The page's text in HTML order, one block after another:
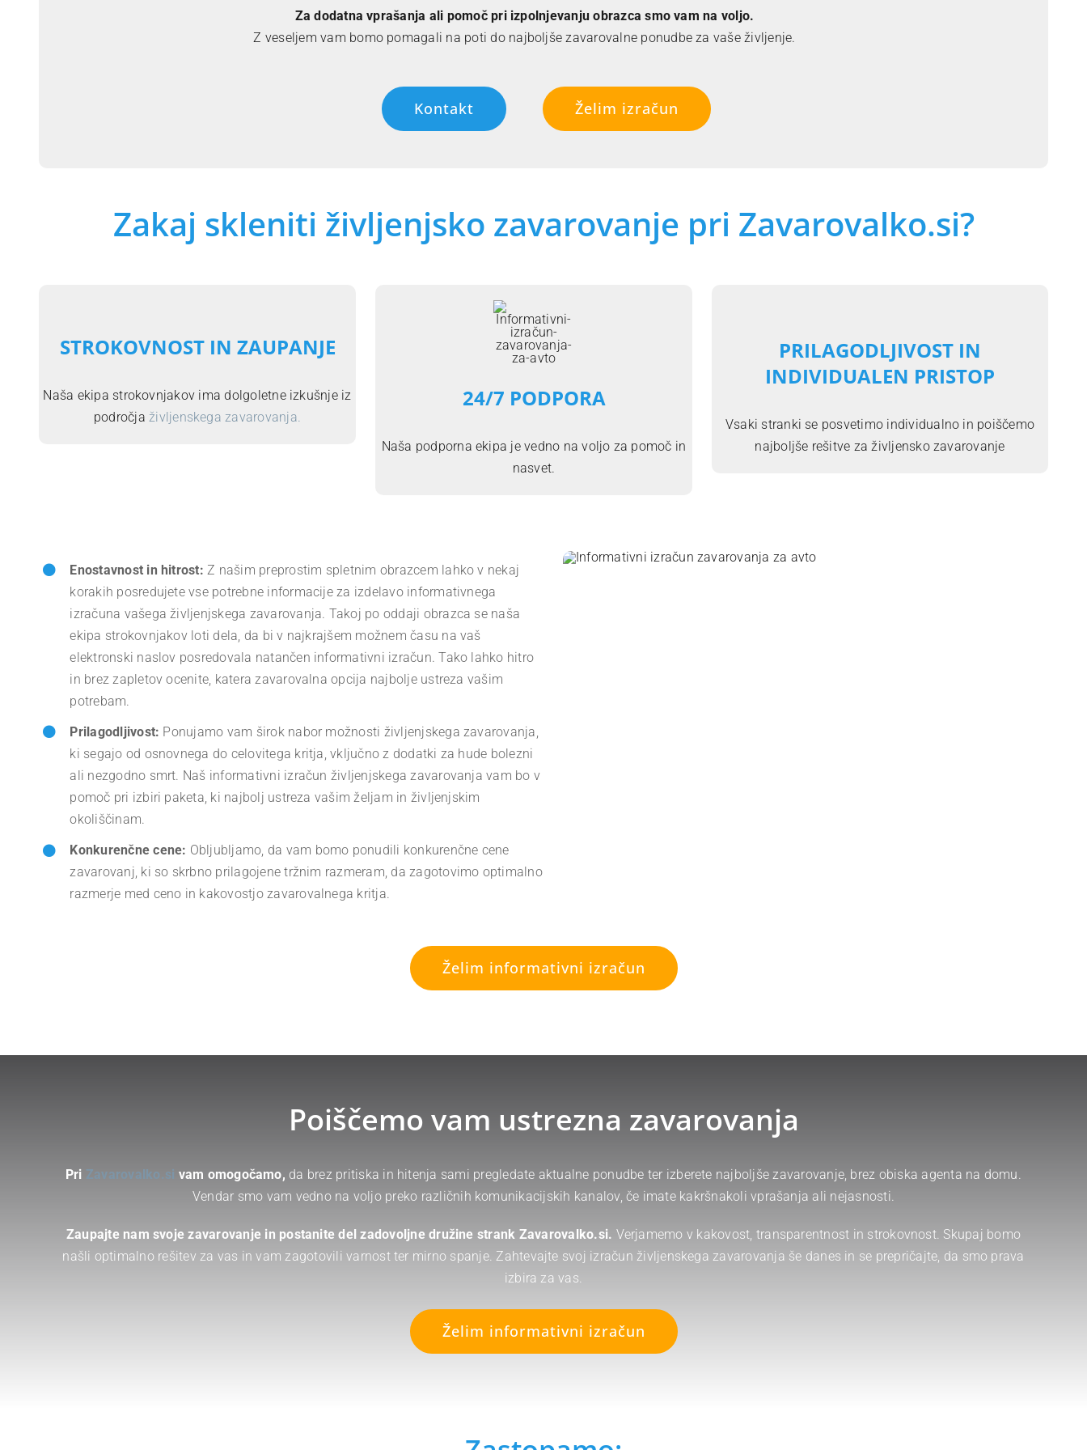
Za dodatna vprašanja ali pomoč pri izpolnjevanju obrazca smo vam na voljo.
Z veseljem vam bomo pomagali na poti do najboljše zavarovalne ponudbe za vaše življenje.
Kontakt Želim izračun
Zakaj skleniti življenjsko zavarovanje pri Zavarovalko.si?
STROKOVNOST IN ZAUPANJE
Naša ekipa strokovnjakov ima dolgoletne izkušnje iz
področjaživljenskega zavarovanja.
24/7 PODPORA
Naša podporna ekipa je vedno na voljo za pomoč in
nasvet.
PRILAGODLJIVOST IN
INDIVIDUALEN PRISTOP
Vsaki stranki se posvetimo individualno in poiščemo
najboljše rešitve za življensko zavarovanje
Enostavnost in hitrost: Z našim preprostim spletnim obrazcem lahko v nekaj
korakih posredujete vse potrebne informacije za izdelavo informativnega
izračuna vašega življenjskega zavarovanja. Takoj po oddaji obrazca se naša
ekipa strokovnjakov loti dela, da bi v najkrajšem možnem času na vaš
elektronski naslov posredovala natančen informativni izračun. Tako lahko hitro
in brez zapletov ocenite, katera zavarovalna opcija najbolje ustreza vašim
potrebam.
Prilagodljivost: Ponujamo vam širok nabor možnosti življenjskega zavarovanja,
ki segajo od osnovnega do celovitega kritja, vključno z dodatki za hude bolezni
ali nezgodno smrt. Naš informativni izračun življenjskega zavarovanja vam bo v
pomoč pri izbiri paketa, ki najbolj ustreza vašim željam in življenjskim
okoliščinam.
Konkurenčne cene: Obljubljamo, da vam bomo ponudili konkurenčne cene
zavarovanj, ki so skrbno prilagojene tržnim razmeram, da zagotovimo optimalno
razmerje med ceno in kakovostjo zavarovalnega kritja.
Želim informativni izračun
Poiščemo vam ustrezna zavarovanja
Pri Zavarovalko.si vam omogočamo, da brez pritiska in hitenja sami pregledate aktualne ponudbe ter izberete najboljše zavarovanje, brez obiska agenta na domu.
Vendar smo vam vedno na voljo preko različnih komunikacijskih kanalov, če imate kakršnakoli vprašanja ali nejasnosti.
Zaupajte nam svoje zavarovanje in postanite del zadovoljne družine strank Zavarovalko.si. Verjamemo v kakovost, transparentnost in strokovnost. Skupaj bomo
našli optimalno rešitev za vas in vam zagotovili varnost ter mirno spanje. Zahtevajte svoj izračun življenskega zavarovanja še danes in se prepričajte, da smo prava
izbira za vas.
Želim informativni izračun